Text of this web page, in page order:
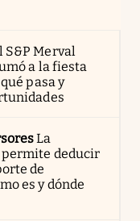
S&P Merval
a la fiesta
pasa y
La
deducir
de
es y dónde